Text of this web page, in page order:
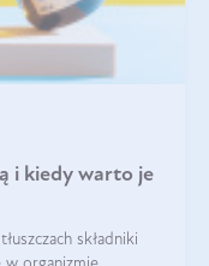
i kiedy warto je
składniki